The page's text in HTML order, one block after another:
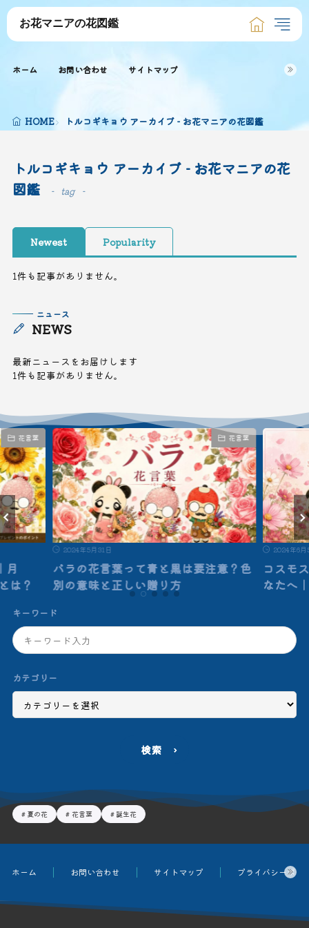
お花マニアの花図鑑
ホーム お問い合わせ サイトマップ
HOME トルコギキョウ アーカイブ - お花マニアの花図鑑
トルコギキョウ アーカイブ - お花マニアの花
図鑑
tag
Newest Popularity
1件も記事がありません。
NEWS
ニュース
最新ニュースをお届けします
1件も記事がありません。
花言葉
月
は？
花言葉
2024年5月31日
バラの花言葉って青と黒は要注意？色
別の意味と正しい贈り方
2024年6
コスモ
なたへ
キーワード
カテゴリー
検索
夏の花 花言葉 誕生花
ホーム お問い合わせ サイトマップ プライバシーポリ